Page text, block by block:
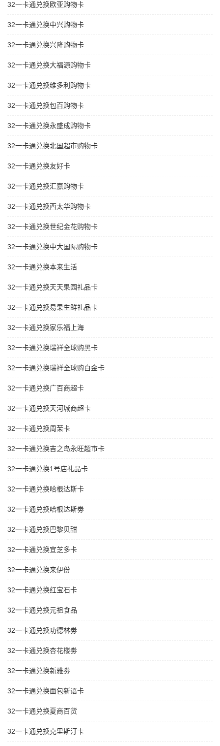
32一卡通兑换欧亚购物卡
32一卡通兑换中兴购物卡
32一卡通兑换兴隆购物卡
32一卡通兑换大福源购物卡
32一卡通兑换维多利购物卡
32一卡通兑换包百购物卡
32一卡通兑换永盛成购物卡
32一卡通兑换北国超市购物卡
32一卡通兑换友好卡
32一卡通兑换汇嘉购物卡
32一卡通兑换西太华购物卡
32一卡通兑换世纪金花购物卡
32一卡通兑换中大国际购物卡
32一卡通兑换本来生活
32一卡通兑换天天果园礼品卡
32一卡通兑换易果生鲜礼品卡
32一卡通兑换家乐福上海
32一卡通兑换瑞祥全球购黑卡
32一卡通兑换瑞祥全球购白金卡
32一卡通兑换广百商超卡
32一卡通兑换天河城商超卡
32一卡通兑换周茉卡
32一卡通兑换吉之岛永旺超市卡
32一卡通兑换1号店礼品卡
32一卡通兑换哈根达斯卡
32一卡通兑换哈根达斯劵
32一卡通兑换巴黎贝甜
32一卡通兑换宜芝多卡
32一卡通兑换来伊份
32一卡通兑换红宝石卡
32一卡通兑换元祖食品
32一卡通兑换功德林劵
32一卡通兑换杏花楼劵
32一卡通兑换新雅劵
32一卡通兑换面包新语卡
32一卡通兑换夏商百货
32一卡通兑换克里斯汀卡